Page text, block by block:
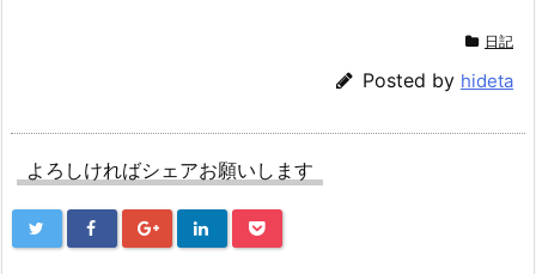
日記
Posted by hideta
よろしければシェアお願いします